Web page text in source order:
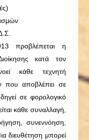
προβλέπεται η
κατά τον
κάθε τεχνητή
που αποβλέπει σε
σε φορολογικό
κάθε συναλλαγή,
συνεννόηση,
διευθέτηση μπορεί